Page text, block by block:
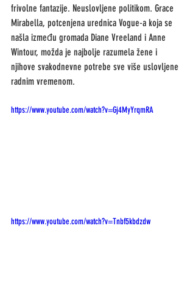
frivolne fantazije. Neuslovljene politikom. Grace
Mirabella, potcenjena urednica Vogue-a koja se
našla između gromada Diane Vreeland i Anne
Wintour, možda je najbolje razumela žene i
njihove svakodnevne potrebe sve više uslovljene
radnim vremenom.
https://www.youtube.com/watch?v=Gj4MyYrqmRA
https://www.youtube.com/watch?v=Tnbf5kbdzdw